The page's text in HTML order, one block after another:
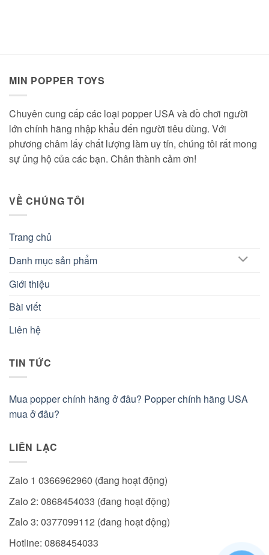
MIN POPPER TOYS
Chuyên cung cấp các loại popper USA và đồ chơi người
lớn chính hãng nhập khẩu đến người tiêu dùng. Với
phương châm lấy chất lượng làm uy tín, chúng tôi rất mong
sự ủng hộ của các bạn. Chân thành cảm ơn!
VỀ CHÚNG TÔI
Trang chủ
Danh mục sản phẩm
Giới thiệu
Bài viết
Liên hệ
TIN TỨC
Mua popper chính hãng ở đâu? Popper chính hãng USA
mua ở đâu?
LIÊN LẠC
Zalo 1 0366962960 (đang hoạt động)
Zalo 2: 0868454033 (đang hoạt động)
Zalo 3: 0377099112 (đang hoạt động)
Hotline: 0868454033